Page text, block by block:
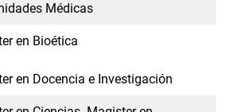
Médicas
en Bioética
en Docencia e Investigación